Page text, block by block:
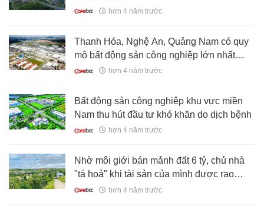
hơn 4 năm trước
Thanh Hóa, Nghệ An, Quảng Nam có quy
mô bất động sản công nghiệp lớn nhất
miền Trunghơn 4 năm trước
Bất động sản công nghiệp khu vực miền
Nam thu hút đầu tư khó khăn do dịch bệnh
hơn 4 năm trước
Nhờ môi giới bán mảnh đất 6 tỷ, chủ nhà
"tá hoả" khi tài sản của mình được rao
thành 8 tỷ đồng
hơn 4 năm trước